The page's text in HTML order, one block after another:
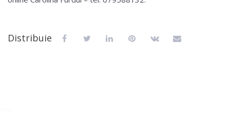
Distribuie